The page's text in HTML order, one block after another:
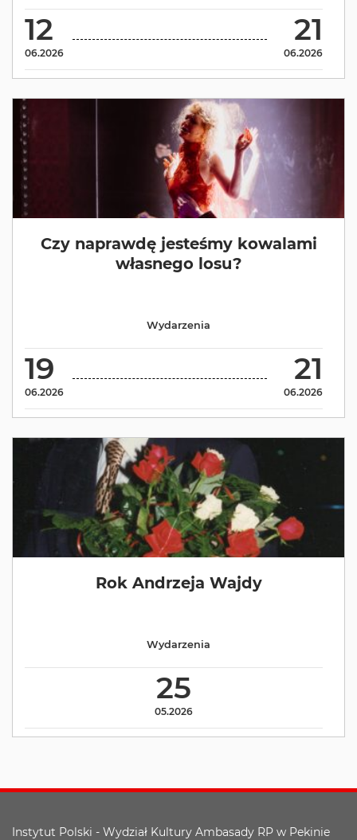
12
06.2026
21
06.2026
Czy naprawdę jesteśmy kowalami
własnego losu?
19
06.2026
21
06.2026
Wydarzenia
Rok Andrzeja Wajdy
25
05.2026
Wydarzenia
Instytut Polski - Wydział Kultury Ambasady RP w Pekinie